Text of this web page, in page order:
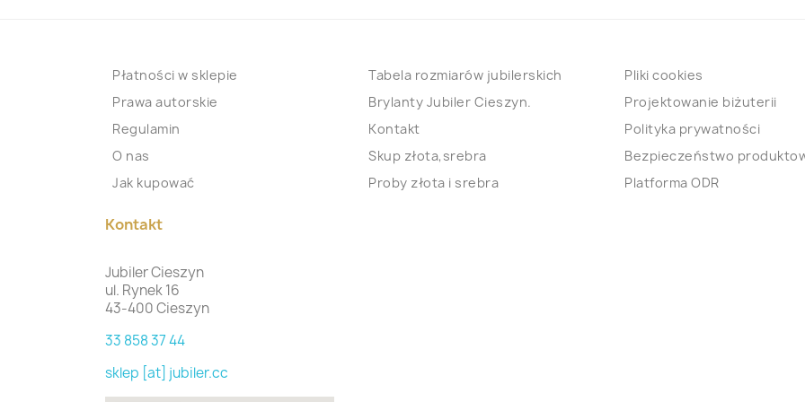
Płatności w sklepie
Prawa autorskie
Regulamin
O nas
Jak kupować
Tabela rozmiarów jubilerskich
Brylanty Jubiler Cieszyn.
Kontakt
Skup złota,srebra
Proby złota i srebra
Pliki cookies
Projektowanie biżuterii
Polityka prywatności
Bezpieczeństwo
Platforma ODR
Kontakt
Jubiler Cieszyn
ul. Rynek 16
43-400 Cieszyn
33 858 37 44
sklep [at] jubiler.cc